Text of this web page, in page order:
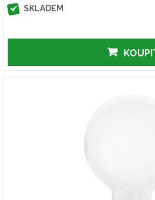
SKLADEM